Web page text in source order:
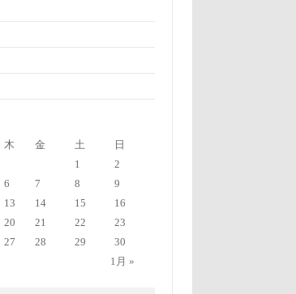
木 金 土 日
1月 »
1 2
6 7 8 9
13 14 15
16
20 21 22 23
27 28 29 30